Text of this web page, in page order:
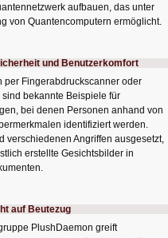
aufbauen, das unter
von Quantencomputern ermöglicht.
und Benutzerkomfort
per Fingerabdruckscanner oder
bekannte Beispiele für
bei denen Personen anhand von
identifiziert werden.
verschiedenen Angriffen ausgesetzt,
erstellte Gesichtsbilder in
auf Beutezug
PlushDaemon greift